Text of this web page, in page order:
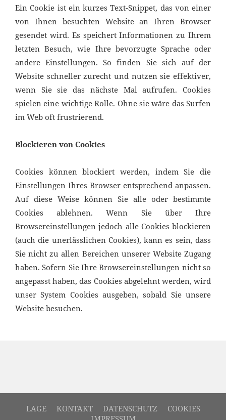
Ein Cookie ist ein kurzes Text-Snippet, das von einer
von Ihnen besuchten Website an Ihren Browser
gesendet wird. Es speichert Informationen zu Ihrem
letzten Besuch, wie Ihre bevorzugte Sprache oder
andere Einstellungen. So finden Sie sich auf der
Website schneller zurecht und nutzen sie effektiver,
wenn Sie sie das nächste Mal aufrufen. Cookies
spielen eine wichtige Rolle. Ohne sie wäre das Surfen
im Web oft frustrierend.
Blockieren von Cookies
Cookies können blockiert werden, indem Sie die
Einstellungen Ihres Browser entsprechend anpassen.
Auf diese Weise können Sie alle oder bestimmte
Cookies ablehnen. Wenn Sie über Ihre
Browsereinstellungen jedoch alle Cookies blockieren
(auch die unerlässlichen Cookies), kann es sein, dass
Sie nicht zu allen Bereichen unserer Website Zugang
haben. Sofern Sie Ihre Browsereinstellungen nicht so
angepasst haben, das Cookies abgelehnt werden, wird
unser System Cookies ausgeben, sobald Sie unsere
Website besuchen.
LAGE KONTAKT DATENSCHUTZ
COOKIES